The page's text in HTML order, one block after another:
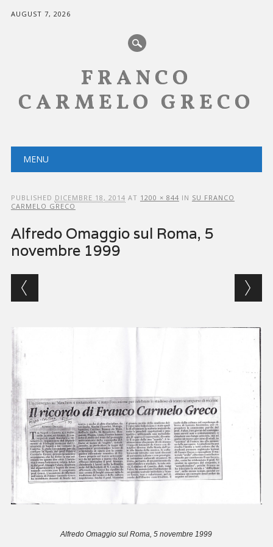
AUGUST 7, 2026
FRANCO
CARMELO GRECO
Main menu
MENU
PUBLISHED DICEMBRE 18, 2014 AT 1200 × 844 IN SU FRANCO
CARMELO GRECO
Alfredo Omaggio sul Roma, 5
novembre 1999
Alfredo Omaggio sul Roma, 5 novembre 1999